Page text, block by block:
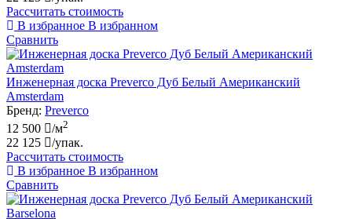
Рассчитать стоимость
В избранное В избранном
Сравнить
Инженерная доска Preverco Дуб Белый Американский
Amsterdam
Бренд: Preverco
12 500
/м2
22 125
/упак.
Рассчитать стоимость
В избранное В избранном
Сравнить